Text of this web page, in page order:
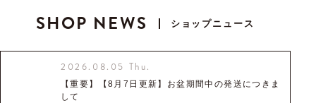
SHOP NEWS ショップニュース
2026.08.05 Thu.
【重要】【8月7日更新】お盆期間中の発送につきま
して